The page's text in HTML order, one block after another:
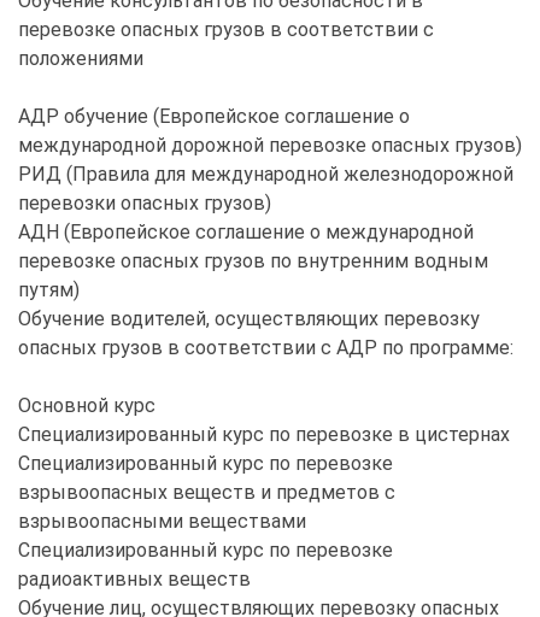
перевозке опасных грузов в соответствии с
положениями
АДР обучение (Европейское соглашение о
международной дорожной перевозке опасных грузов)
РИД (Правила для международной железнодорожной
перевозки опасных грузов)
АДН (Европейское соглашение о международной
перевозке опасных грузов по внутренним водным
путям)
Обучение водителей, осуществляющих перевозку
опасных грузов в соответствии с АДР по программе:
Основной курс
Специализированный курс по перевозке в цистернах
Специализированный курс по перевозке
взрывоопасных веществ и предметов с
взрывоопасными веществами
Специализированный курс по перевозке
радиоактивных веществ
Обучение лиц, осуществляющих перевозку опасных